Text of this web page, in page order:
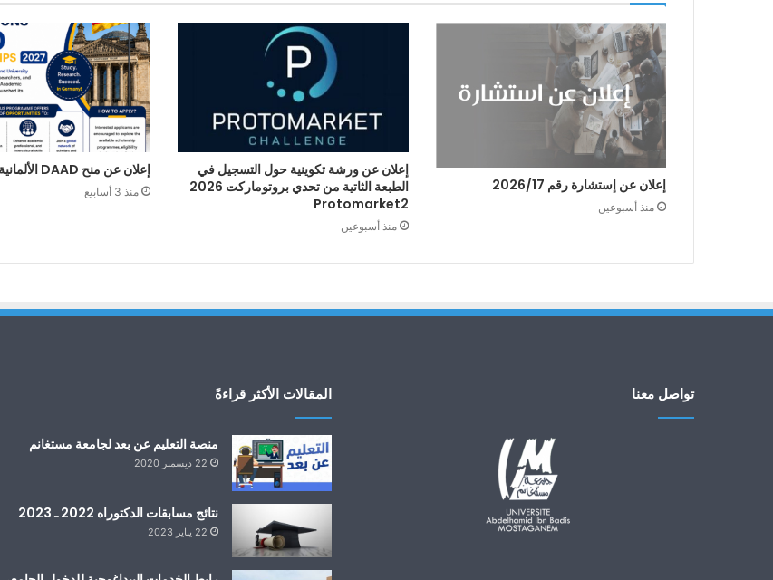
إعلان عن إستشارة رقم 2026/17
منذ أسبوعين
إعلان عن ورشة تكوينية حول التسجيل في
الطبعة الثاتية من تحدي بروتوماركت 2026
Protomarket2
منذ أسبوعين
إعلان عن منح DAAD الألمانية لسنة 2027
منذ 3 أسابيع
تواصل معنا المقالات الأكثر قراءةً
منصة التعليم عن بعد لجامعة مستغانم
22 ديسمبر 2020
نتائج مسابقات الدكتوراه 2022 ـ 2023
22 يناير 2023